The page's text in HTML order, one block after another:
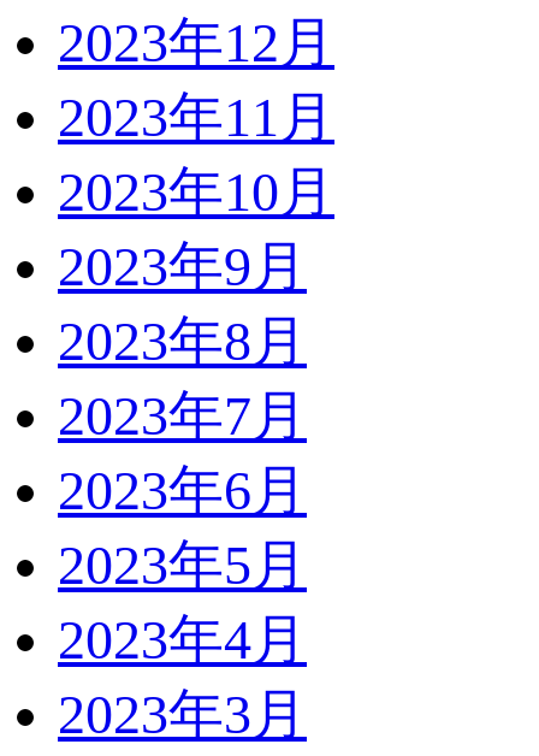
2023年12月
2023年11月
2023年10月
2023年9月
2023年8月
2023年7月
2023年6月
2023年5月
2023年4月
2023年3月